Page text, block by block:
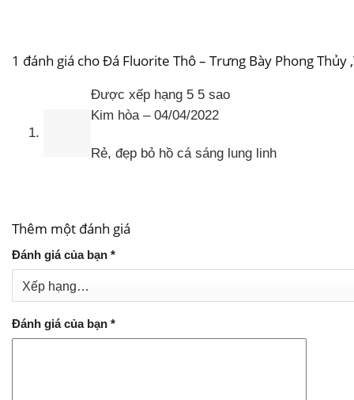
1 đánh giá choĐá Fluorite Thô – Trưng Bày Phong Thủy
Được xếp hạng 5 5 sao
Kim hòa – 04/04/2022
Rẻ, đẹp bỏ hồ cá sáng lung linh
Thêm một đánh giá
Đánh giá của bạn *
Đánh giá của bạn *